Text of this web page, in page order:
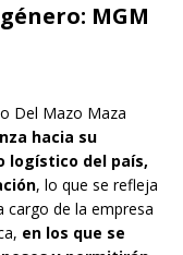
MGM
Del Mazo Maza
hacia su
logístico del país,
, lo que se refleja
cargo de la empresa
en los que se